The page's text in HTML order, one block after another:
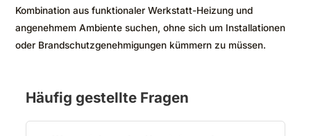
Kombination aus funktionaler Werkstatt-Heizung und
angenehmem Ambiente suchen, ohne sich um Installationen
oder Brandschutzgenehmigungen kümmern zu müssen.
Häufig gestellte Fragen